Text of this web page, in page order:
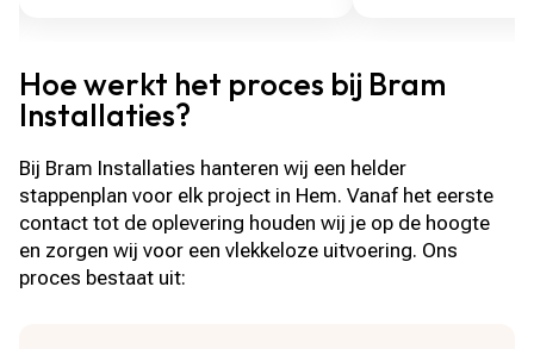
Hoe werkt het proces bij Bram
Installaties?
Bij Bram Installaties hanteren wij een helder
stappenplan voor elk project in Hem. Vanaf het eerste
contact tot de oplevering houden wij je op de hoogte
en zorgen wij voor een vlekkeloze uitvoering. Ons
proces bestaat uit: